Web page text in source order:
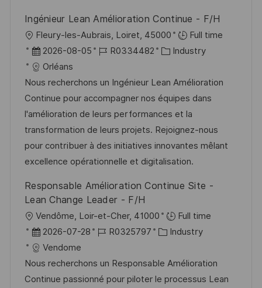
V
e
r
ö
f
f
e
n
t
l
i
c
h
u
n
g
e
Ingénieur Lean Amélioration Continue - F/H
O
r
t
Fleury-les-Aubrais, Loiret, 45000
Full time
D
a
t
u
m
d
e
r
e
f
f
2026-08-05
J
b
-
I
D
R0334482
K
t
e
g
o
r
i
Industry
Orléans
Nous recherchons un Ingénieur Lean Amélioration
Continue pour accompagner nos équipes dans
l'amélioration de leurs performances et la
transformation de leurs projets. Rejoignez-nous
pour contribuer à des initiatives innovantes mêlant
excellence opérationnelle et digitalisation.
Responsable Amélioration Continue Site -
Lean Change Leader - F/H
O
r
t
Vendôme, Loir-et-Cher, 41000
Full time
D
a
t
u
2026-07-28
J
b
-
R0325797
K
t
e
Industry
Vendome
Nous recherchons un Responsable Amélioration
Continue passionné pour piloter le processus Lean